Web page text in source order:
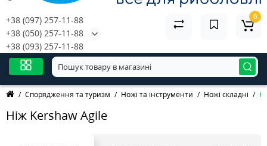
+38 (097) 257-11-88
+38 (050) 257-11-88
+38 (093) 257-11-88
0
Спорядження та туризм Ножі та інструменти Ножі складні
Ніж Kershaw Agile